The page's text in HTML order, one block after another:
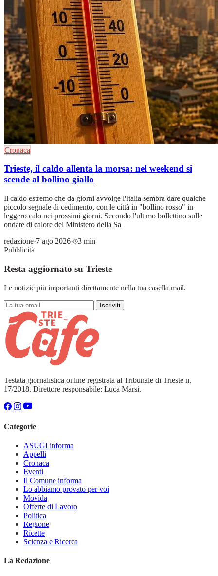
Cronaca
Trieste, il caldo allenta la morsa: nel weekend si
scende al bollino giallo
Il caldo estremo che da giorni avvolge l'Italia sembra dare qualche
piccolo segnale di cedimento, con le città in "bollino rosso" in
leggero calo nei prossimi giorni. Secondo l'ultimo bollettino sulle
ondate di calore del Ministero della Sa
redazione·7 ago 2026·
3 min
Pubblicità
Resta aggiornato su Trieste
Le notizie più importanti direttamente nella tua casella mail.
Iscriviti
Testata giornalistica online registrata al Tribunale di Trieste n.
17/2018. Direttore responsabile: Luca Marsi.
Categorie
ASUGI informa
Appelli
Cronaca
Eventi
Il Comune informa
Lo abbiamo provato per voi
Movida
Offerte di Lavoro
Politica
Regione
Ricette
Scienza e Ricerca
La Redazione